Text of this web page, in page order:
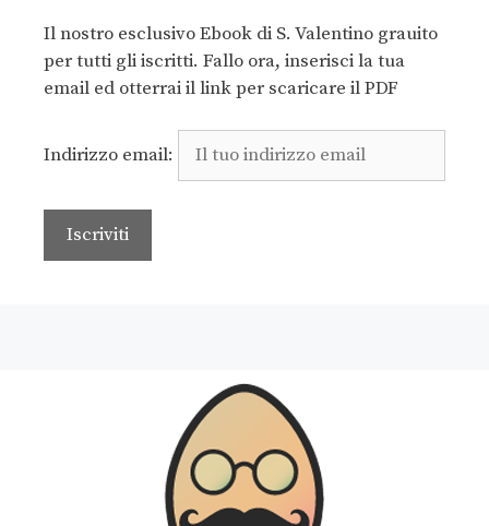
Il nostro esclusivo Ebook di S. Valentino grauito
per tutti gli iscritti. Fallo ora, inserisci la tua
email ed otterrai il link per scaricare il PDF
Indirizzo email: